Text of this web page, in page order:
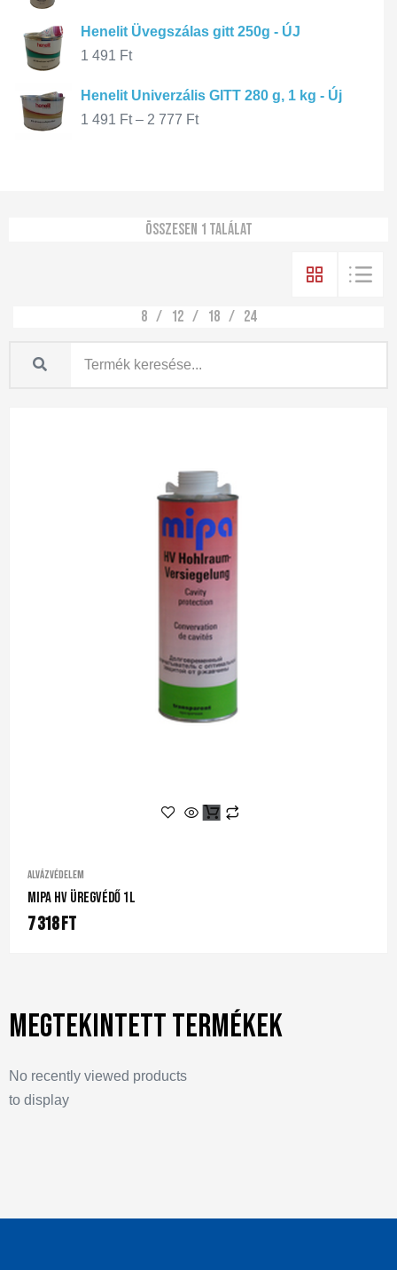
Henelit Üvegszálas gitt 250g - ÚJ
1 491 Ft
Henelit Univerzális GITT 280 g, 1 kg - Új
1 491 Ft – 2 777 Ft
Összesen 1 találat
8 12 18 24
Alvázvédelem
Mipa HV Üregvédő 1L
7 318Ft
Megtekintett termékek
No recently viewed products
to display